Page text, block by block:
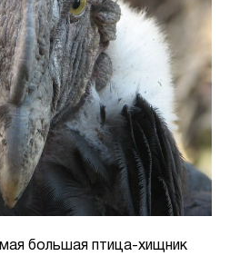
большая птица-хищник